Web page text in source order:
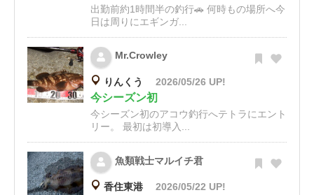
出勤前約1時間半の釣行🚗 何時もの場所へ今
日は周りにエギンガ...
Mr.Crowley
りんくう 2026/05/26 UP!
今シーズン初
今シーズン初のアコウ釣行へテトラにエント
リー。 最初は初導入...
魚類戦士マルイチ君
香住東港 2026/05/22 UP!